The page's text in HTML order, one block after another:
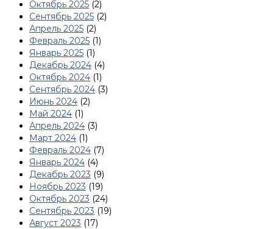
Октябрь 2025 (2)
Сентябрь 2025 (2)
Апрель 2025 (2)
Февраль 2025 (1)
Январь 2025 (1)
Декабрь 2024 (4)
Октябрь 2024 (1)
Сентябрь 2024 (3)
Июнь 2024 (2)
Май 2024 (1)
Апрель 2024 (3)
Март 2024 (1)
Февраль 2024 (7)
Январь 2024 (4)
Декабрь 2023 (9)
Ноябрь 2023 (19)
Октябрь 2023 (24)
Сентябрь 2023 (19)
Август 2023 (17)